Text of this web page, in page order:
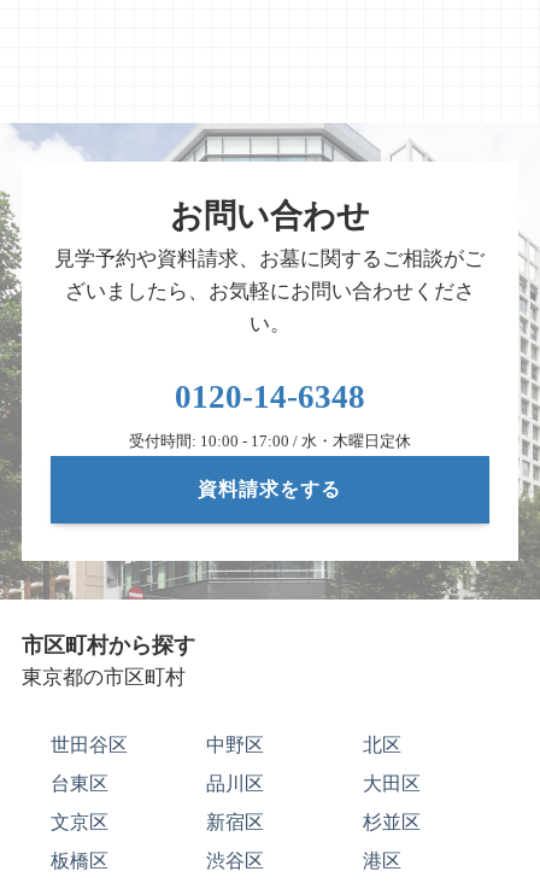
お問い合わせ
見学予約や資料請求、お墓に関するご相談がご
ざいましたら、お気軽にお問い合わせくださ
い。
0120-14-6348
受付時間: 10:00 - 17:00 / 水・木曜日定休
資料請求をする
市区町村から探す
東京都の市区町村
世田谷区 中野区
北区
台東区
品川区
大田区
文京区
新宿区
杉並区
板橋区
渋谷区
港区